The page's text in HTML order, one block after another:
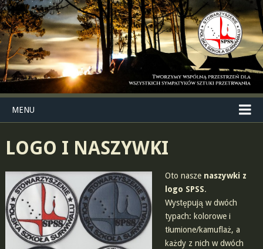
MENU
LOGO I NASZYWKI
Oto nasze naszywki z
logo SPSS.
Występują w dwóch
typach: kolorowe i
tłumione/kamuflaż, a
każdy z nich w dwóch